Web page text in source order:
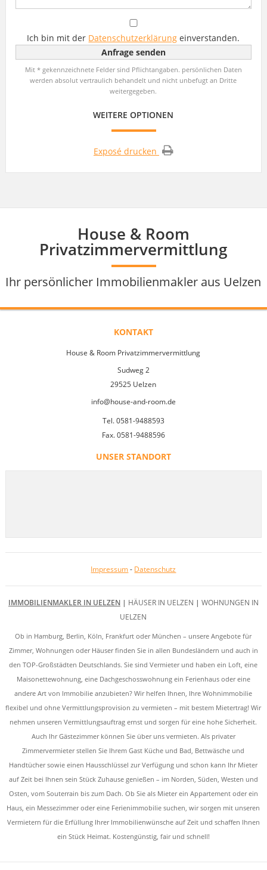
Ich bin mit der Datenschutzerklärung einverstanden.
Mit * gekennzeichnete Felder sind Pflichtangaben. persönlichen Daten
werden absolut vertraulich behandelt und nicht unbefugt an Dritte
weitergegeben.
WEITERE OPTIONEN
Exposé drucken
House & Room
Privatzimmervermittlung
Ihr persönlicher Immobilienmakler aus Uelzen
KONTAKT
House & Room Privatzimmervermittlung
Sudweg 2
29525 Uelzen
info@house-and-room.de
Tel. 0581-9488593
Fax. 0581-9488596
UNSER STANDORT
Impressum- Datenschutz
IMMOBILIENMAKLER IN UELZEN| HÄUSER IN UELZEN | WOHNUNGEN IN
UELZEN
Ob in Hamburg, Berlin, Köln, Frankfurt oder München – unsere Angebote für
Zimmer, Wohnungen oder Häuser finden Sie in allen Bundesländern und auch in
den TOP-Großstädten Deutschlands. Sie sind Vermieter und haben ein Loft, eine
Maisonettewohnung, eine Dachgeschosswohnung ein Ferienhaus oder eine
andere Art von Immobilie anzubieten? Wir helfen Ihnen, Ihre Wohnimmobilie
flexibel und ohne Vermittlungsprovision zu vermieten – mit bestem Mietertrag! Wir
nehmen unseren Vermittlungsauftrag ernst und sorgen für eine hohe Sicherheit.
Auch Ihr Gästezimmer können Sie über uns vermieten. Als privater
Zimmervermieter stellen Sie Ihrem Gast Küche und Bad, Bettwäsche und
Handtücher sowie einen Hausschlüssel zur Verfügung und schon kann Ihr Mieter
auf Zeit bei Ihnen sein Stück Zuhause genießen – im Norden, Süden, Westen und
Osten, vom Souterrain bis zum Dach. Ob Sie als Mieter ein Appartement oder ein
Haus, ein Messezimmer oder eine Ferienimmobilie suchen, wir sorgen mit unseren
Vermietern für die Erfüllung Ihrer Immobilienwünsche auf Zeit und schaffen Ihnen
ein Stück Heimat. Kostengünstig, fair und schnell!